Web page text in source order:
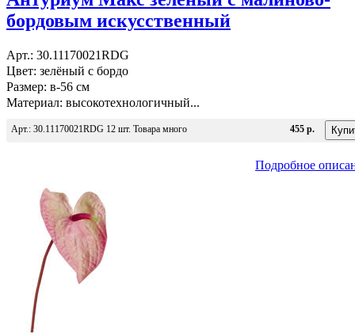
бордовым искусственный
Арт.: 30.11170021RDG
Цвет: зелёный с бордо
Размер: в-56 см
Материал: высокотехнологичный...
Арт.: 30.11170021RDG 12 шт. Товара много 455 р.
Подробное